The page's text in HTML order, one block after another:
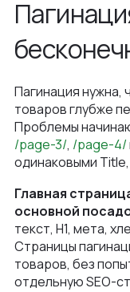
Пагинация нужна,
товаров глубже
Проблемы
/page-3/, /page-4/
одинаковыми Title,
Главная
основной
текст, H1, мета,
Страницы
товаров, без
отдельную SEO-